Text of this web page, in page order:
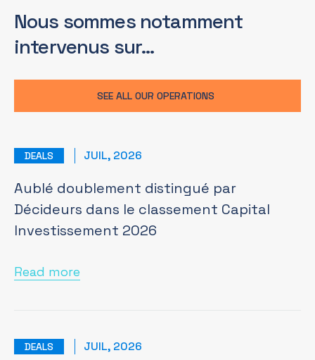
Nous sommes notamment
intervenus sur…
SEE ALL OUR OPERATIONS
DEALS JUIL, 2026
Aublé doublement distingué par
Décideurs dans le classement Capital
Investissement 2026
Read more
DEALS JUIL, 2026